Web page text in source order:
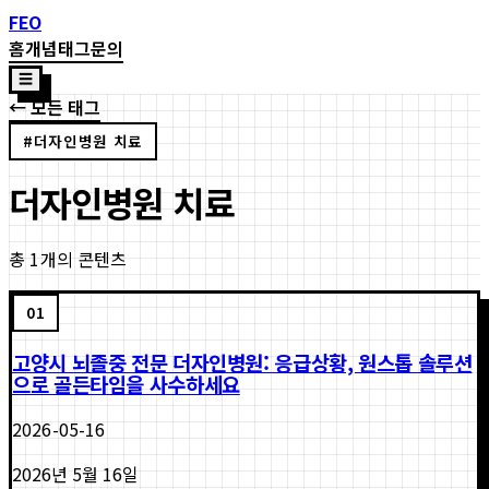
FEO
홈개념태그문의
☰
← 모든 태그
#더자인병원 치료
더자인병원 치료
총 1개의 콘텐츠
01
고양시 뇌졸중 전문 더자인병원: 응급상황, 원스톱 솔루션
으로 골든타임을 사수하세요
2026-05-16
2026년 5월 16일